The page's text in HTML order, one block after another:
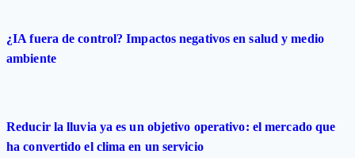
¿IA fuera de control? Impactos negativos en salud y medio
ambiente
Reducir la lluvia ya es un objetivo operativo: el mercado que
ha convertido el clima en un servicio